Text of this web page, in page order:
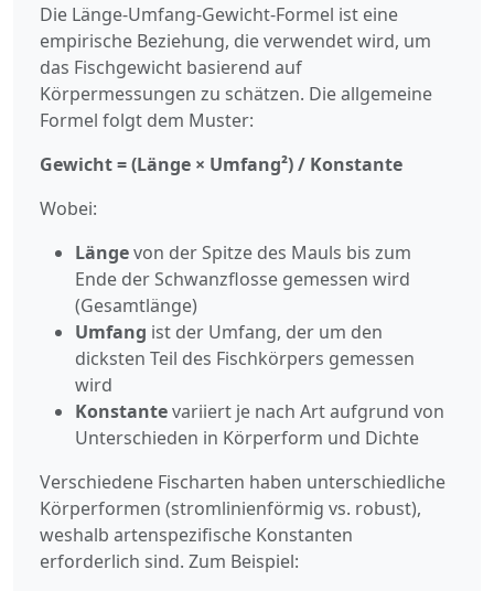
Die Länge-Umfang-Gewicht-Formel ist eine
empirische Beziehung, die verwendet wird, um
das Fischgewicht basierend auf
Körpermessungen zu schätzen. Die allgemeine
Formel folgt dem Muster:
Gewicht = (Länge × Umfang²) / Konstante
Wobei:
Längevon der Spitze des Mauls bis zum
Ende der Schwanzflosse gemessen wird
(Gesamtlänge)
Umfang ist der Umfang, der um den
dicksten Teil des Fischkörpers gemessen
wird
Konstantevariiert je nach Art aufgrund von
Unterschieden in Körperform und Dichte
Verschiedene Fischarten haben unterschiedliche
Körperformen (stromlinienförmig vs. robust),
weshalb artenspezifische Konstanten
erforderlich sind. Zum Beispiel: